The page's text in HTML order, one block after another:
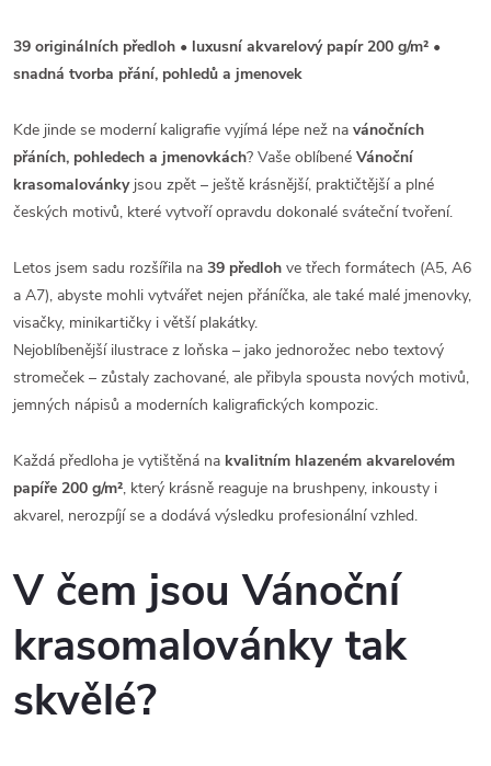
39 originálních předloh • luxusní akvarelový papír 200 g/m² •
snadná tvorba přání, pohledů a jmenovek
Kde jinde se moderní kaligrafie vyjímá lépe než na vánočních
přáních, pohledech a jmenovkách? Vaše oblíbené Vánoční
krasomalovánkyjsou zpět – ještě krásnější, praktičtější a plné
českých motivů, které vytvoří opravdu dokonalé sváteční tvoření.
Letos jsem sadu rozšířila na 39 předloh ve třech formátech (A5, A6
a A7), abyste mohli vytvářet nejen přáníčka, ale také malé jmenovky,
visačky, minikartičky i větší plakátky.
Nejoblíbenější ilustrace z loňska – jako jednorožec nebo textový
stromeček – zůstaly zachované, ale přibyla spousta nových motivů,
jemných nápisů a moderních kaligrafických kompozic.
Každá předloha je vytištěná na kvalitním hlazeném akvarelovém
papíře 200 g/m², který krásně reaguje na brushpeny, inkousty i
akvarel, nerozpíjí se a dodává výsledku profesionální vzhled.
V čem jsou Vánoční
krasomalovánky tak
skvělé?